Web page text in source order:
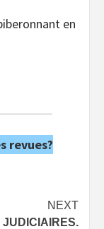
en
revues?
NEXT
JUDICIAIRES.